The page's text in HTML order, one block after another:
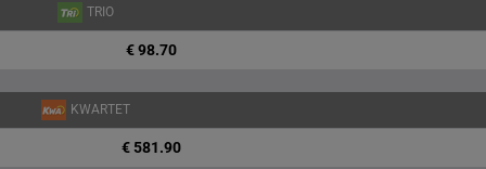
TRIO
€ 98.70
KWARTET
€ 581.90